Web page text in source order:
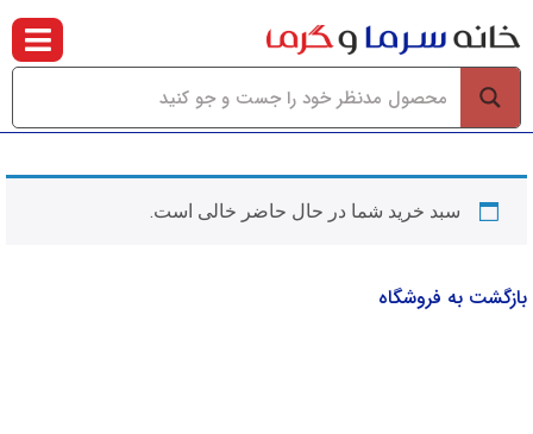
سبد خرید شما در حال حاضر خالی است.
بازگشت به فروشگاه